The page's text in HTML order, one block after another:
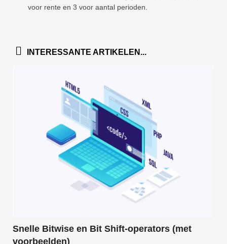
voor rente en 3 voor aantal perioden.
INTERESSANTE ARTIKELEN...
Snelle Bitwise en Bit Shift-operators (met
voorbeelden)